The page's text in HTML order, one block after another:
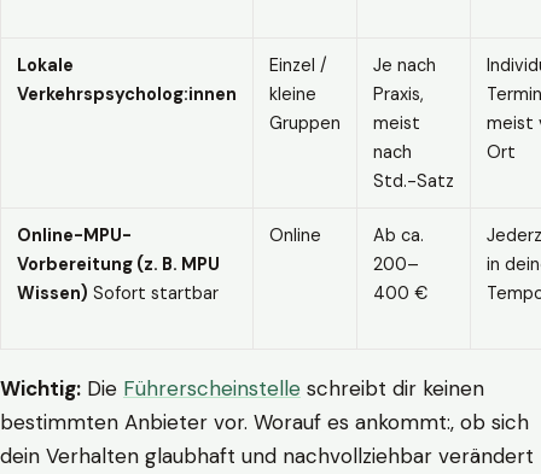
Lokale
Verkehrspsycholog:innen
Einzel /
kleine
Gruppen
Je nach
Praxis,
meist
nach
Std.-Satz
meist
Ort
Online-MPU-
Vorbereitung (z. B. MPU
Wissen) Sofort startbar
Online
Ab ca.
200–
400 €
in
Wichtig: Die Führerscheinstelle schreibt dir keinen
bestimmten Anbieter vor. Worauf es ankommt:, ob sich
dein Verhalten glaubhaft und nachvollziehbar verändert